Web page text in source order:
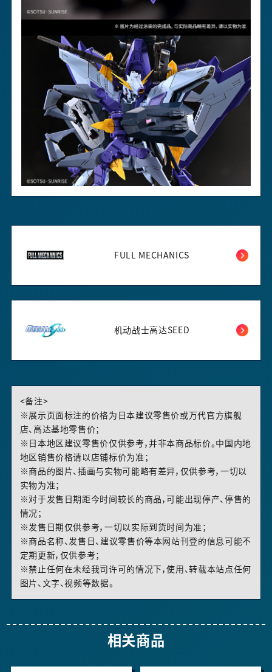
FULL MECHANICS
机动战士高达SEED
<备注>
※展示页面标注的价格为日本建议零售价或万代官方旗舰
店、高达基地零售价；
※日本地区建议零售价仅供参考，并非本商品标价。中国内地
地区销售价格请以店铺标价为准；
※商品的图片、插画与实物可能略有差异，仅供参考，一切以
实物为准；
※对于发售日期距今时间较长的商品，可能出现停产、停售的
情况；
※发售日期仅供参考，一切以实际到货时间为准；
※商品名称、发售日、建议零售价等本网站刊登的信息可能不
定期更新，仅供参考；
※禁止任何在未经我司许可的情况下，使用、转载本站点任何
图片、文字、视频等数据。
相关商品